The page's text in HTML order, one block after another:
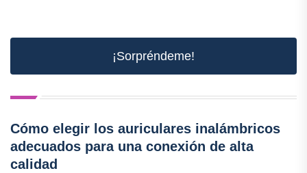
¡Sorpréndeme!
Cómo elegir los auriculares inalámbricos
adecuados para una conexión de alta
calidad